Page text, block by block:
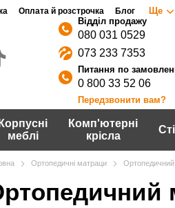
Оплата й розстрочка Блог Ще
080 031 0529
073 233 7353
0 800 33 52 06
Передзвонити вам?
Корпусні
меблі
Комп'ютерні
крісла
Ортопедичні матраци